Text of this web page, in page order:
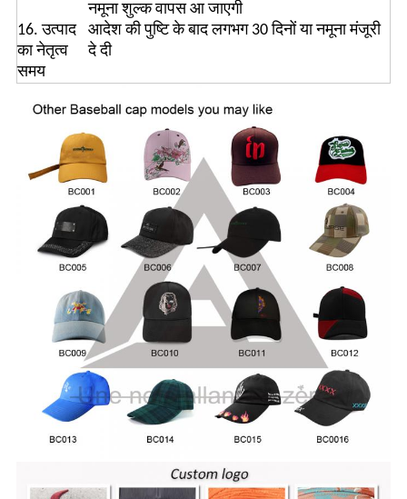
नमूना शुल्क वापस आ जाएगी
16. उत्पाद
का नेतृत्व
समय
आदेश की पुष्टि के बाद लगभग 30 दिनों या नमूना मंजूरी
दे दी